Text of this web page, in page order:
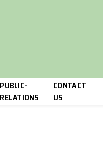
PUBLIC-
RELATIONS
CONTACT
US